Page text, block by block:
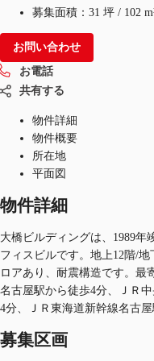
募集面積： 31 坪 / 102
お問い合わせ
お電話
共有する
物件詳細
物件概要
所在地
平面図
物件詳細
大橋ビルディングは、1989年
フィスビルです。地上12階/
ロアあり、耐震構造です。最
名古屋駅から徒歩4分、ＪＲ
4分、ＪＲ東海道新幹線名古屋
募集区画